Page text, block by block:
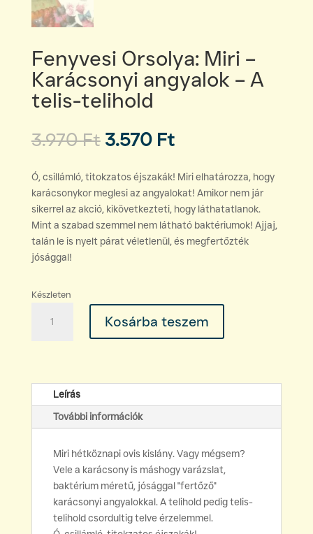
Fenyvesi Orsolya: Miri –
Karácsonyi angyalok – A
telis-telihold
3.970FtOriginal
was:
3.970 Ft.
3.570 FtCurrent
is:
3.570 Ft.
Ó, csillámló, titokzatos éjszakák! Miri elhatározza, hogy
karácsonykor meglesi az angyalokat! Amikor nem jár
sikerrel az akció, kikövetkezteti, hogy láthatatlanok.
Mint a szabad szemmel nem látható baktériumok! Ajjaj,
talán le is nyelt párat véletlenül, és megfertőzték
jósággal!
Készleten
Orsolya:
angyalok
-
telihold
mennyiség
Kosárba teszem
Leírás
További információk
Miri hétköznapi ovis kislány. Vagy mégsem?
Vele a karácsony is máshogy varázslat,
baktérium méretű, jósággal "fertőző"
karácsonyi angyalokkal. A telihold pedig telis-
telihold csordultig telve érzelemmel.